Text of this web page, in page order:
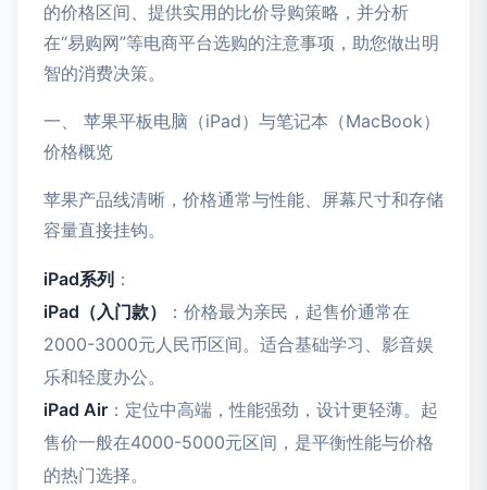
的价格区间、提供实用的比价导购策略，并分析
在“易购网”等电商平台选购的注意事项，助您做出明
智的消费决策。
一、 苹果平板电脑（iPad）与笔记本（MacBook）
价格概览
苹果产品线清晰，价格通常与性能、屏幕尺寸和存储
容量直接挂钩。
iPad系列 ：
iPad（入门款）
：价格最为亲民，起售价通常在
2000-3000元人民币区间。适合基础学习、影音娱
乐和轻度办公。
iPad Air ：定位中高端，性能强劲，设计更轻薄。起
售价一般在4000-5000元区间，是平衡性能与价格
的热门选择。